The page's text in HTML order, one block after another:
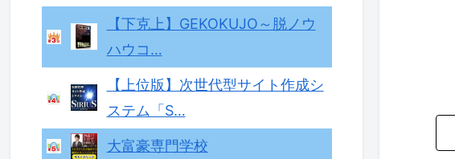
【下克上】GEKOKUJO～脱ノウ
ハウコ…
【上位版】次世代型サイト作成シ
ステム「S…
大富豪専門学校